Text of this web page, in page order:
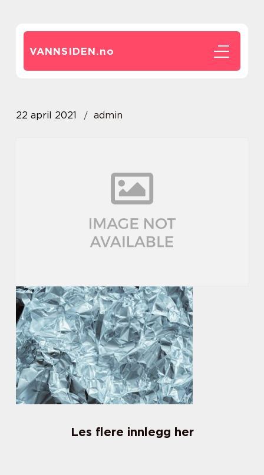
VANNSIDEN.no
22 april 2021 admin
Les flere innlegg her